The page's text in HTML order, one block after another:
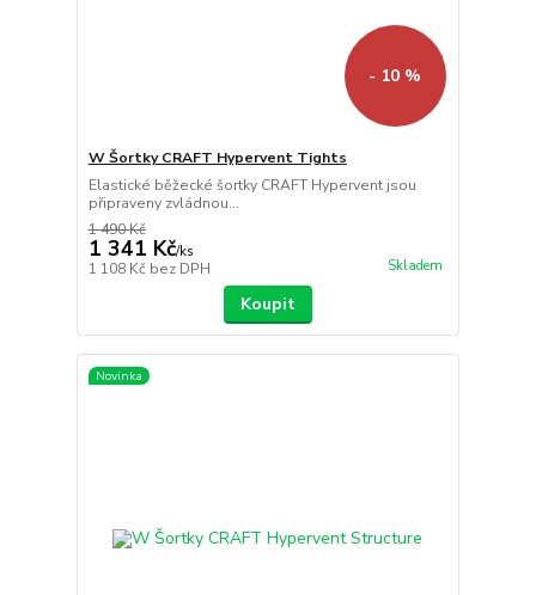
- 10 %
W Šortky CRAFT Hypervent Tights
Elastické běžecké šortky CRAFT Hypervent jsou
připraveny zvládnou...
1 490 Kč
1 341 Kč/ks
1 108 Kč bez DPH Skladem
Koupit
Novinka